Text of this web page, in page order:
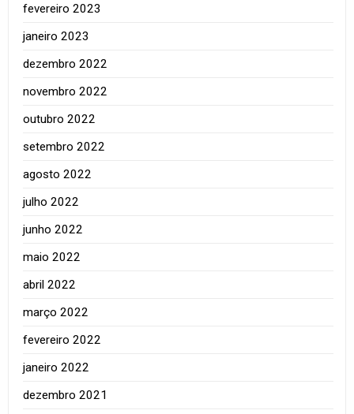
fevereiro 2023
janeiro 2023
dezembro 2022
novembro 2022
outubro 2022
setembro 2022
agosto 2022
julho 2022
junho 2022
maio 2022
abril 2022
março 2022
fevereiro 2022
janeiro 2022
dezembro 2021